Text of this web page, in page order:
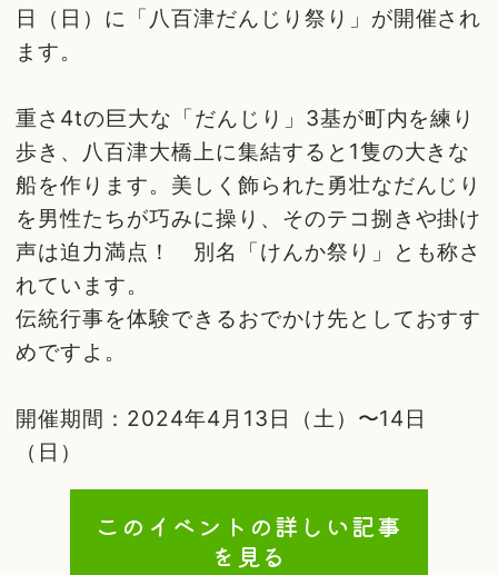
日（日）に「八百津だんじり祭り」が開催され
ます。
重さ4tの巨大な「だんじり」3基が町内を練り
歩き、八百津大橋上に集結すると1隻の大きな
船を作ります。美しく飾られた勇壮なだんじり
を男性たちが巧みに操り、そのテコ捌きや掛け
声は迫力満点！ 別名「けんか祭り」とも称さ
れています。
伝統行事を体験できるおでかけ先としておすす
めですよ。
開催期間：2024年4月13日（土）〜14日
（日）
このイベントの詳しい記事
を見る